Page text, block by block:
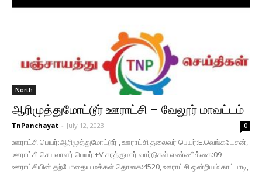
North
ஆரிமுத்துமோட்டூர் ஊராட்சி – வேலூர் மாவட்டம்
TnPanchayat - July 12, 2023 0
ஊராட்சி பெயர்:ஆரிமுத்துமோட்டூர் , ஊராட்சி தலைவர் பெயர்:E.வெங்கடேசன்,
ஊராட்சி செயலாளர் பெயர்:+V சரத்குமார் வார்டுகள் எண்ணிக்கை:09
ஊராட்சியின் தற்போதைய மக்கள் தொகை:4520, ஊராட்சி ஒன்றியம்:காட்பாடி,